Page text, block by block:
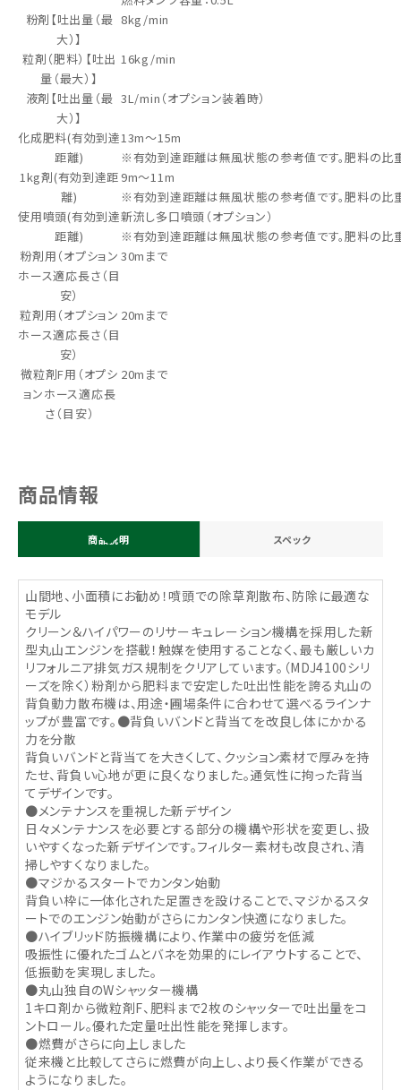
粉剤【吐出量（最
大）】
8kg/min
粒剤（肥料）【吐出
量（最大）】
16kg/min
液剤【吐出量（最
大）】
3L/min（オプション装着時）
化成肥料(有効到達
距離)
13m～15m
※有効到達距離は無風状態の参考値です。肥料の比
1kg剤(有効到達距
離)
9m～11m
※有効到達距離は無風状態の参考値です。肥料の比
使用噴頭(有効到達
距離)
新流し多口噴頭（オプション）
※有効到達距離は無風状態の参考値です。肥料の比
粉剤用（オプション
ホース適応長さ（目
安）
30mまで
粒剤用（オプション
ホース適応長さ（目
安）
20mまで
微粒剤F用（オプシ
ョンホース適応長
さ（目安）
20mまで
商品情報
商品説明 スペック
山間地、小面積にお勧め！噴頭での除草剤散布、防除に最適な
モデル
クリーン＆ハイパワーのリサーキュレーション機構を採用した新
型丸山エンジンを搭載！触媒を使用することなく、最も厳しいカ
リフォルニア排気ガス規制をクリアしています。（MDJ4100シリ
ーズを除く）粉剤から肥料まで安定した吐出性能を誇る丸山の
背負動力散布機は、用途・圃場条件に合わせて選べるラインナ
ップが豊富です。●背負いバンドと背当てを改良し体にかかる
力を分散
背負いバンドと背当てを大きくして、クッション素材で厚みを持
たせ、背負い心地が更に良くなりました。通気性に拘った背当
てデザインです。
●メンテナンスを重視した新デザイン
日々メンテナンスを必要とする部分の機構や形状を変更し、扱
いやすくなった新デザインです。フィルター素材も改良され、清
掃しやすくなりました。
●マジかるスタートでカンタン始動
背負い枠に一体化された足置きを設けることで、マジかるスタ
ートでのエンジン始動がさらにカンタン快適になりました。
●ハイブリッド防振機構により、作業中の疲労を低減
吸振性に優れたゴムとバネを効果的にレイアウトすることで、
低振動を実現しました。
●丸山独自のWシャッター機構
1キロ剤から微粒剤F、肥料まで2枚のシャッターで吐出量をコ
ントロール。優れた定量吐出性能を発揮します。
●燃費がさらに向上しました
従来機と比較してさらに燃費が向上し、より長く作業ができる
ようになりました。